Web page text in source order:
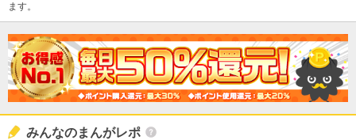
ます。
みんなのまんがレポ